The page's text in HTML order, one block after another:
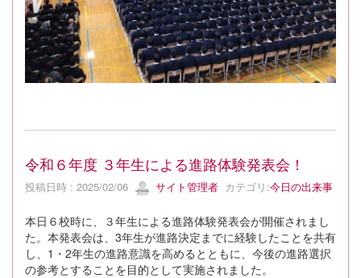
令和６年度 ３年生による進路体験発表会！
投稿日時 : 2025/02/06 サイト管理者 カテゴリ:今日の出来事
本日６校時に、３年生による進路体験発表会が開催されまし
た。本発表会は、3年生が進路決定までに経験したことを共有
し、1・2年生の進路意識を高めるとともに、今後の進路選択
の参考とすることを目的として実施されました。